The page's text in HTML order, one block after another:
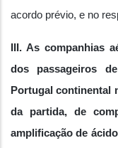
acordo prévio, e no
III. As companhias
dos passageiros
Portugal continental
da partida, de
amplificação de